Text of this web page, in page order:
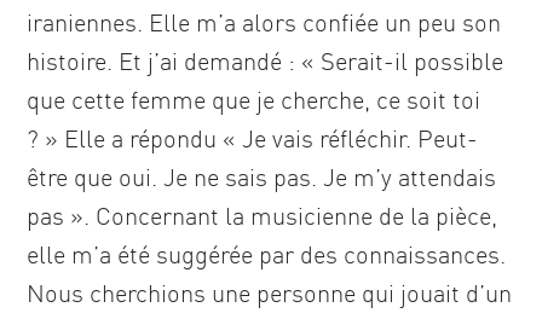
iraniennes. Elle m’a alors confiée un peu son
histoire. Et j’ai demandé : « Serait-il possible
que cette femme que je cherche, ce soit toi
? » Elle a répondu « Je vais réfléchir. Peut-
être que oui. Je ne sais pas. Je m’y attendais
pas ». Concernant la musicienne de la pièce,
elle m’a été suggérée par des connaissances.
Nous cherchions une personne qui jouait d’un